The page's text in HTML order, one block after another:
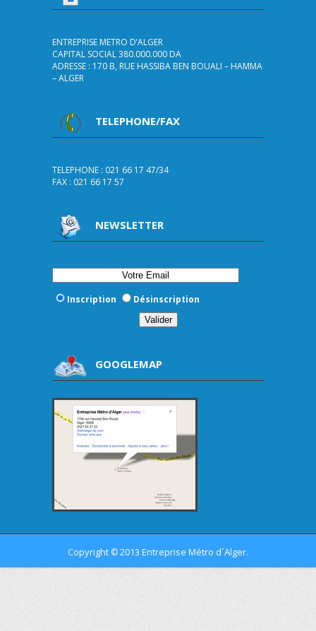
ENTREPRISE METRO D’ALGER
CAPITAL SOCIAL 380.000.000 DA
ADRESSE : 170 B, RUE HASSIBA BEN BOUALI – HAMMA
– ALGER
TELEPHONE/FAX
TELEPHONE : 021 66 17 47/34
FAX : 021 66 17 57
NEWSLETTER
Inscription Désinscription
GOOGLEMAP
Copyright ©2013 Entreprise Métro d´Alger.